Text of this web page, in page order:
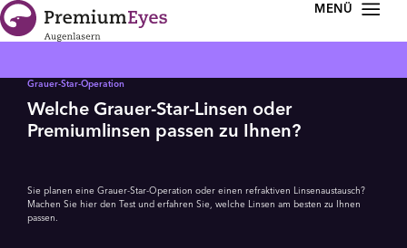
Zur Navigation springen
Zum Inhalt springen
Grauer-Star-Operation
Welche Grauer-Star-Linsen oder
Premiumlinsen passen zu Ihnen?
Sie planen eine Grauer-Star-Operation oder einen refraktiven Linsen­austausch?
Machen Sie hier den Test und erfahren Sie, welche Linsen am besten zu Ihnen
passen.